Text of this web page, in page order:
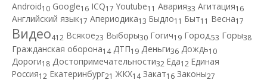
Android10 Google16 ICQ17 Youtube11 Авария33 Агитация16
Английский язык17 Апериодика13 Быдло11 Быт11 Весна17
Видео412 Всякое23 Выборы30 Гогич19 Город53 Горы38
Гражданская оборона14 ДТП19 Деньги36 Дождь10
Дороги18 Достопримечательности32 Еда12 Единая
Россия12 Екатеринбург21 ЖКХ14 Закат16 Законы27